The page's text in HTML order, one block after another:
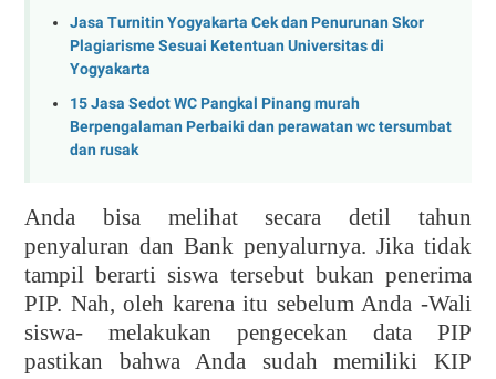
Jasa Turnitin Yogyakarta Cek dan Penurunan Skor
Plagiarisme Sesuai Ketentuan Universitas di
Yogyakarta
15 Jasa Sedot WC Pangkal Pinang murah
Berpengalaman Perbaiki dan perawatan wc tersumbat
dan rusak
Anda bisa melihat secara detil tahun
penyaluran dan Bank penyalurnya. Jika tidak
tampil berarti siswa tersebut bukan penerima
PIP. Nah, oleh karena itu sebelum Anda -Wali
siswa- melakukan pengecekan data PIP
pastikan bahwa Anda sudah memiliki KIP